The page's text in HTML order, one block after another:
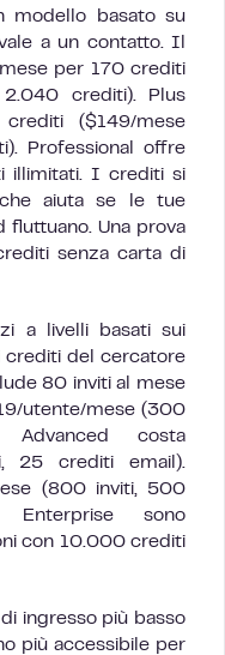
modello basato su
a un contatto. Il
per 170 crediti
crediti). Plus
($149/mese
Professional offre
illimitati. I crediti si
aiuta se le tue
fluttuano. Una prova
senza carta di
a livelli basati sui
crediti del cercatore
80 inviti al mese
utente/mese (300
costa
25 crediti email).
(800 inviti, 500
sono
con 10.000 crediti
ingresso più basso
più accessibile per